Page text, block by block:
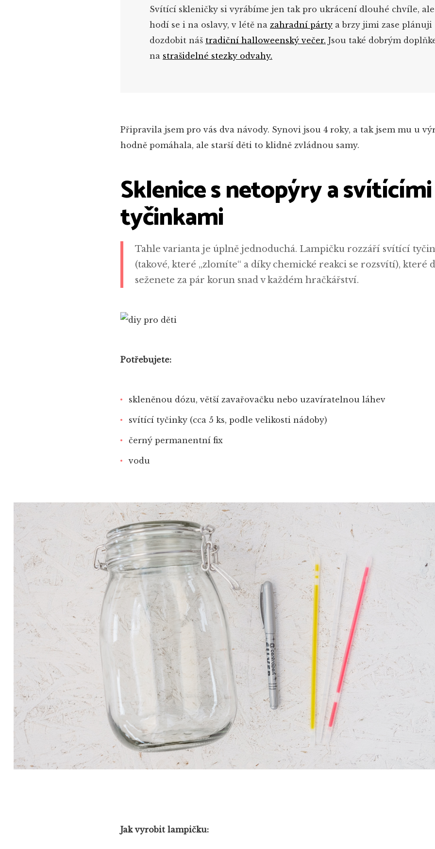
Svítící skleničky si vyrábíme jen tak pro ukrácení dlouhé chvíle, ale
hodí se i na oslavy, v létě na zahradní párty a brzy jimi zase plánuji
dozdobit náš tradiční halloweenský večer. Jsou také dobrým
na strašidelné stezky odvahy.
Připravila jsem pro vás dva návody. Synovi jsou 4 roky, a tak jsem mu u
hodně pomáhala, ale starší děti to klidně zvládnou samy.
Sklenice s netopýry a svítícími
tyčinkami
Tahle varianta je úplně jednoduchá. Lampičku rozzáří svítící
(takové, které „zlomíte“ a díky chemické reakci se rozsvítí), které
seženete za pár korun snad v každém hračkářství.
Potřebujete:
skleněnou dózu, větší zavařovačku nebo uzavíratelnou láhev
svítící tyčinky (cca 5 ks, podle velikosti nádoby)
černý permanentní fix
vodu
Jak vyrobit lampičku: